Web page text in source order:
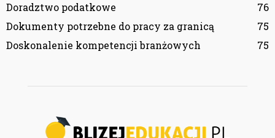
Doradztwo podatkowe
76
Dokumenty potrzebne do pracy za granicą
75
Doskonalenie kompetencji branżowych
75